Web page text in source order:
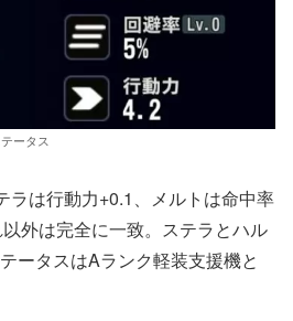
ータス
ラは行動力+0.1、メルトは命中率
外は完全に一致。ステラとハル
ータスはAランク軽装支援機と